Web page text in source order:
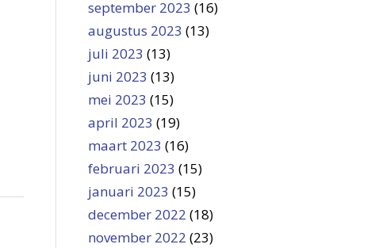
september 2023 (16)
augustus 2023 (13)
juli 2023 (13)
juni 2023 (13)
mei 2023 (15)
april 2023 (19)
maart 2023 (16)
februari 2023 (15)
januari 2023 (15)
december 2022 (18)
november 2022 (23)